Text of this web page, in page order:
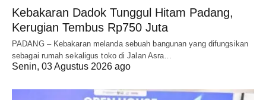
Kebakaran Dadok Tunggul Hitam Padang,
Kerugian Tembus Rp750 Juta
PADANG – Kebakaran melanda sebuah bangunan yang difungsikan
sebagai rumah sekaligus toko di Jalan Asra…
Senin, 03 Agustus 2026 ago